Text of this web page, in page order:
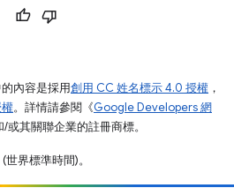
內容是採用創用 CC 姓名標示 4.0 授權 ，
。詳情請參閱《Google Developers 網
其關聯企業的註冊商標。
界標準時間)。